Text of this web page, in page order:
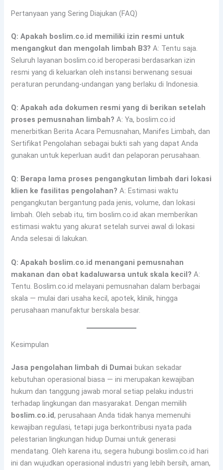
Pertanyaan yang Sering Diajukan (FAQ)
Q: Apakah boslim.co.id memiliki izin resmi untuk
mengangkut dan mengolah limbah B3? A: Tentu saja.
Seluruh layanan boslim.co.id beroperasi berdasarkan izin
resmi yang di keluarkan oleh instansi berwenang sesuai
peraturan perundang-undangan yang berlaku di Indonesia.
Q: Apakah ada dokumen resmi yang di berikan setelah
proses pemusnahan limbah? A: Ya, boslim.co.id
menerbitkan Berita Acara Pemusnahan, Manifes Limbah, dan
Sertifikat Pengolahan sebagai bukti sah yang dapat Anda
gunakan untuk keperluan audit dan pelaporan perusahaan.
Q: Berapa lama proses pengangkutan limbah dari lokasi
klien ke fasilitas pengolahan? A: Estimasi waktu
pengangkutan bergantung pada jenis, volume, dan lokasi
limbah. Oleh sebab itu, tim boslim.co.id akan memberikan
estimasi waktu yang akurat setelah survei awal di lokasi
Anda selesai di lakukan.
Q: Apakah boslim.co.id menangani pemusnahan
makanan dan obat kadaluwarsa untuk skala kecil? A:
Tentu. Boslim.co.id melayani pemusnahan dalam berbagai
skala — mulai dari usaha kecil, apotek, klinik, hingga
perusahaan manufaktur berskala besar.
Kesimpulan
Jasa pengolahan limbah di Dumai bukan sekadar
kebutuhan operasional biasa — ini merupakan kewajiban
hukum dan tanggung jawab moral setiap pelaku industri
terhadap lingkungan dan masyarakat. Dengan memilih
boslim.co.id, perusahaan Anda tidak hanya memenuhi
kewajiban regulasi, tetapi juga berkontribusi nyata pada
pelestarian lingkungan hidup Dumai untuk generasi
mendatang. Oleh karena itu, segera hubungi boslim.co.id hari
ini dan wujudkan operasional industri yang lebih bersih, aman,